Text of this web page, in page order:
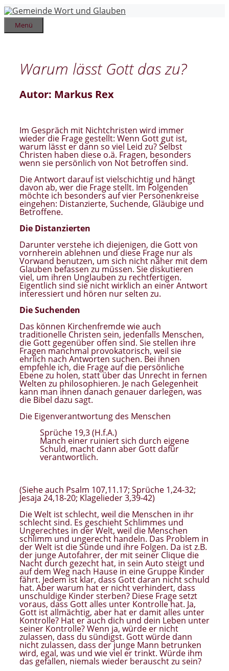
Zum
Inhalt
springen
Menü
Warum lässt Gott das zu?
Autor: Markus Rex
Im Gespräch mit Nichtchristen wird immer
wieder die Frage gestellt: Wenn Gott gut ist,
warum lässt er dann so viel Leid zu? Selbst
Christen haben diese o.ä. Fragen, besonders
wenn sie persönlich von Not betroffen sind.
Die Antwort darauf ist vielschichtig und hängt
davon ab, wer die Frage stellt. Im Folgenden
möchte ich besonders auf vier Personenkreise
eingehen: Distanzierte, Suchende, Gläubige und
Betroffene.
Die Distanzierten
Darunter verstehe ich diejenigen, die Gott von
vornherein ablehnen und diese Frage nur als
Vorwand benutzen, um sich nicht näher mit dem
Glauben befassen zu müssen. Sie diskutieren
viel, um ihren Unglauben zu rechtfertigen.
Eigentlich sind sie nicht wirklich an einer Antwort
interessiert und hören nur selten zu.
Die Suchenden
Das können Kirchenfremde wie auch
traditionelle Christen sein, jedenfalls Menschen,
die Gott gegenüber offen sind. Sie stellen ihre
Fragen manchmal provokatorisch, weil sie
ehrlich nach Antworten suchen. Bei ihnen
empfehle ich, die Frage auf die persönliche
Ebene zu holen, statt über das Unrecht in fernen
Welten zu philosophieren. Je nach Gelegenheit
kann man ihnen danach genauer darlegen, was
die Bibel dazu sagt.
Die Eigenverantwortung des Menschen
Sprüche 19,3 (H.f.A.)
Manch einer ruiniert sich durch eigene
Schuld, macht dann aber Gott dafür
verantwortlich.
(Siehe auch Psalm 107,11.17; Sprüche 1,24-32;
Jesaja 24,18-20; Klagelieder 3,39-42)
Die Welt ist schlecht, weil die Menschen in ihr
schlecht sind. Es geschieht Schlimmes und
Ungerechtes in der Welt, weil die Menschen
schlimm und ungerecht handeln. Das Problem in
der Welt ist die Sünde und ihre Folgen. Da ist z.B.
der junge Autofahrer, der mit seiner Clique die
Nacht durch gezecht hat, in sein Auto steigt und
auf dem Weg nach Hause in eine Gruppe Kinder
fährt. Jedem ist klar, dass Gott daran nicht schuld
hat. Aber warum hat er nicht verhindert, dass
unschuldige Kinder sterben? Diese Frage setzt
voraus, dass Gott alles unter Kontrolle hat. Ja,
Gott ist allmächtig, aber hat er damit alles unter
Kontrolle? Hat er auch dich und dein Leben unter
seiner Kontrolle? Wenn ja, würde er nicht
zulassen, dass du sündigst. Gott würde dann
nicht zulassen, dass der junge Mann betrunken
wird, egal, was und wie viel er trinkt. Würde ihm
das gefallen, niemals wieder berauscht zu sein?